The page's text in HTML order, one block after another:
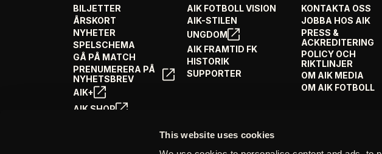
This website uses cookies
BILJETTER
ÅRSKORT
NYHETER
SPELSCHEMA
GÅ PÅ MATCH
PRENUMERERA PÅ
NYHETSBREV
AIK+
AIK SHOP
AIK FOTBOLL VISION
AIK-STILEN
UNGDOM
AIK FRAMTID FK
HISTORIK
SUPPORTER
KONTAKTA OSS
JOBBA HOS AIK
PRESS &
ACKREDITERING
POLICY OCH
RIKTLINJER
OM AIK MEDIA
OM AIK FOTBOLL